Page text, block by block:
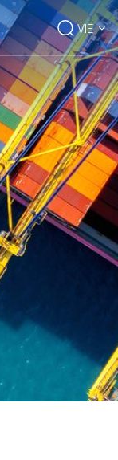
VIE